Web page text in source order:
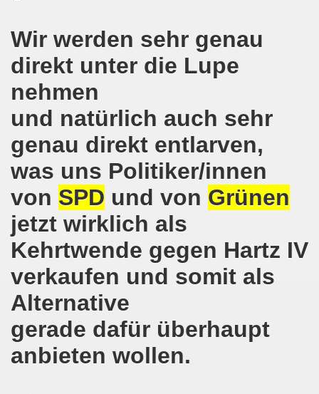
Wir werden sehr genau
direkt unter die Lupe
nehmen
und natürlich auch sehr
genau direkt entlarven,
was uns Politiker/innen
von SPD und von Grünen
jetzt wirklich als
Kehrtwende gegen Hartz IV
verkaufen und somit als
Alternative
gerade dafür überhaupt
anbieten wollen.
in der Gelsenkirchener Innenstadt am 07.04.2018
gegen die Aufmärsche der Partei "Die Rechte" stehen
Gelsenkirchen beim Delegierten-Treffen der
bei uns in Gelsenkirchen. Auftakt der weltweiten
YPG-Fahne trotz richterlicher Erlaubnis
mit heißen Brennpunkten
zur Demonstration "Efrin wird leben" 20.03.2018,
protestiert und demonstriert am 05.03.2018
Bewegung begrüßt am 05.03.2018 die neue Regierung
Bewegung solidarisch am 19.02.2018 im Kampf gegen